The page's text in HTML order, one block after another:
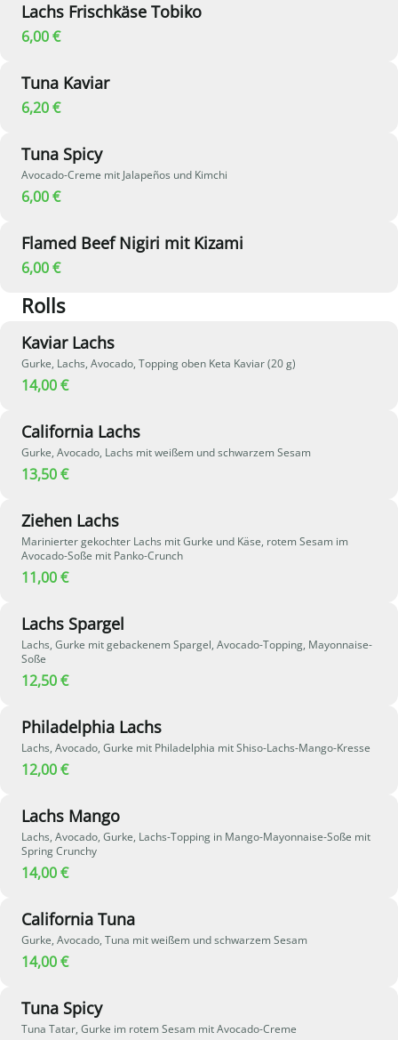
Lachs Frischkäse Tobiko
6,00 €
Tuna Kaviar
6,20 €
Tuna Spicy
Avocado-Creme mit Jalapeños und Kimchi
6,00 €
Flamed Beef Nigiri mit Kizami
6,00 €
Rolls
Kaviar Lachs
Gurke, Lachs, Avocado, Topping oben Keta Kaviar (20 g)
14,00 €
California Lachs
Gurke, Avocado, Lachs mit weißem und schwarzem Sesam
13,50 €
Ziehen Lachs
Marinierter gekochter Lachs mit Gurke und Käse, rotem Sesam im
Avocado-Soße mit Panko-Crunch
11,00 €
Lachs Spargel
Lachs, Gurke mit gebackenem Spargel, Avocado-Topping, Mayonnaise-
Soße
12,50 €
Philadelphia Lachs
Lachs, Avocado, Gurke mit Philadelphia mit Shiso-Lachs-Mango-Kresse
12,00 €
Lachs Mango
Lachs, Avocado, Gurke, Lachs-Topping in Mango-Mayonnaise-Soße mit
Spring Crunchy
14,00 €
California Tuna
Gurke, Avocado, Tuna mit weißem und schwarzem Sesam
14,00 €
Tuna Spicy
Tuna Tatar, Gurke im rotem Sesam mit Avocado-Creme